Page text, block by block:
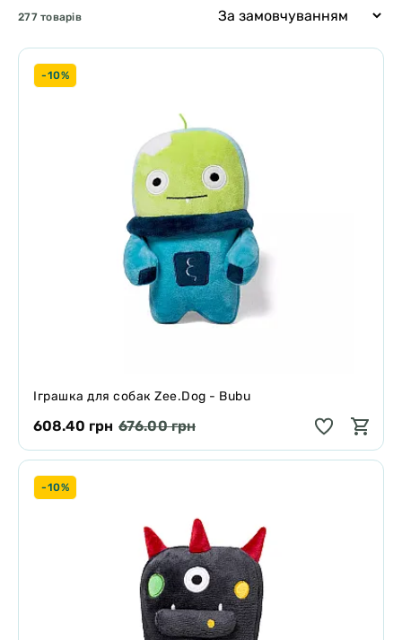
277 товарів
-10%
Іграшка для собак Zee.Dog - Bubu
608.40 грн 676.00 грн
-10%